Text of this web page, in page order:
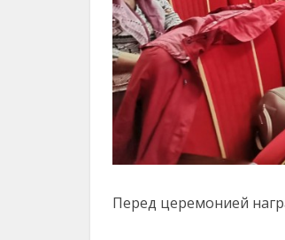
Перед церемонией